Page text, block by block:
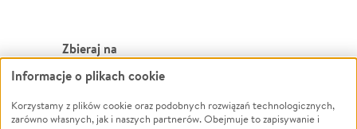
Zbieraj na
Leczenie
Zwierzęta
Powódź
Informacje o plikach cookie
Korzystamy z plików cookie oraz podobnych rozwiązań technologicznych,
zarówno własnych, jak i naszych partnerów. Obejmuje to zapisywanie i